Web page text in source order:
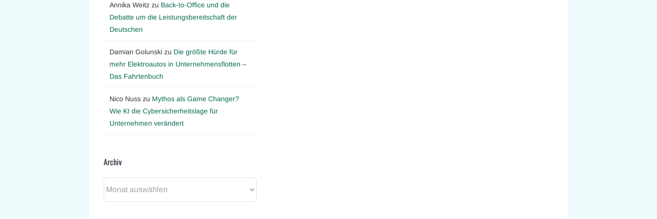
Annika Weitz zu Back-to-Office und die
Debatte um die Leistungsbereitschaft der
Deutschen
Damian Golunski zu Die größte Hürde für
mehr Elektroautos in Unternehmensflotten –
Das Fahrtenbuch
Nico Nuss zu Mythos als Game Changer?
Wie KI die Cybersicherheitslage für
Unternehmen verändert
Archiv